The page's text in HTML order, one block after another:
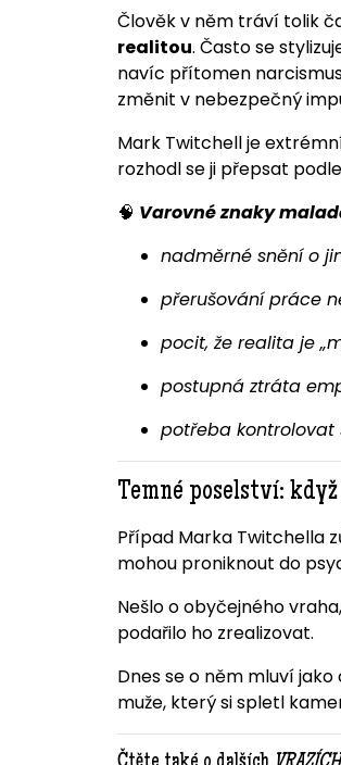
Člověk v něm tráví tolik
realitou. Často se
navíc přítomen
změnit v nebezpečný
Mark Twitchell je
rozhodl se ji přepsat
🧠 Varovné znaky
nadměrné snění o
přerušování práce
pocit, že realita je
postupná ztráta
potřeba kontrolovat
Temné poselství:
Případ Marka Twitchella
mohou proniknout do
Nešlo o obyčejného
podařilo ho zrealizovat.
Dnes se o něm mluví
muže, který si spletl